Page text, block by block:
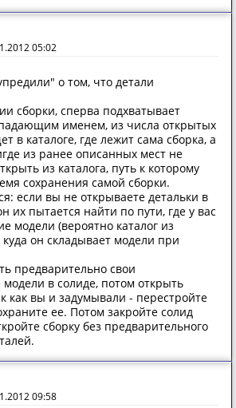
05:02
о том, что детали
сборки, сперва подхватывает
именем, из числа открытых
в каталоге, где лежит сама сборка, а
из ранее описанных мест не
из каталога, путь к которому
сохранения самой сборки.
если вы не открываете детальки в
их пытается найти по пути, где у вас
модели (вероятно каталог из
куда он складывает модели при
предварительно свои
в солиде, потом открыть
как вы и задумывали - перестройте
ее. Потом закройте солид
сборку без предварительного
09:58